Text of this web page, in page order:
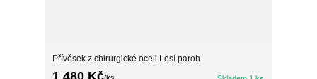
Přívěsek z chirurgické oceli Losí paroh